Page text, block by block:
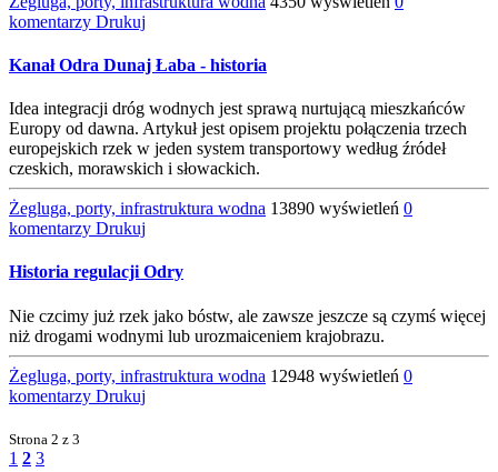
komentarzy Drukuj
Kanał Odra Dunaj Łaba - historia
Idea integracji dróg wodnych jest sprawą nurtującą mieszkańców
Europy od dawna. Artykuł jest opisem projektu połączenia trzech
europejskich rzek w jeden system transportowy według źródeł
czeskich, morawskich i słowackich.
Żegluga, porty, infrastruktura wodna 13890 wyświetleń 0
komentarzy Drukuj
Historia regulacji Odry
Nie czcimy już rzek jako bóstw, ale zawsze jeszcze są czymś więcej
niż drogami wodnymi lub urozmaiceniem krajobrazu.
Żegluga, porty, infrastruktura wodna 12948 wyświetleń 0
komentarzy Drukuj
Strona 2 z 3
1 2 3